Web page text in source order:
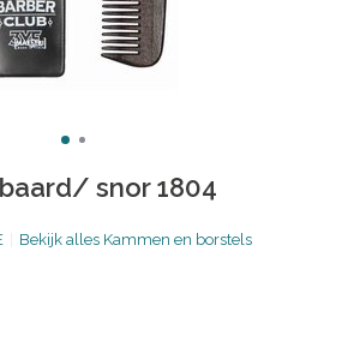
snor 1804
Bekijk alles Kammen en borstels